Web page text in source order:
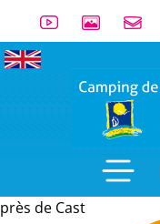
près de Cast